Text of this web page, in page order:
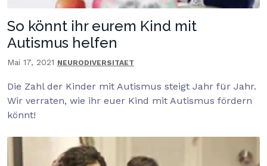
So könnt ihr eurem Kind mit
Autismus helfen
Mai 17, 2021 NEURODIVERSITAET
Die Zahl der Kinder mit Autismus steigt Jahr für Jahr.
Wir verraten, wie ihr euer Kind mit Autismus fördern
könnt!